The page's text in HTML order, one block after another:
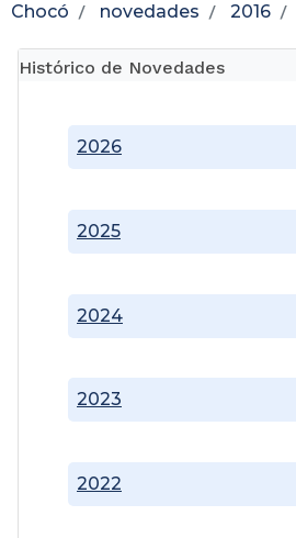
Chocó novedades 2016
Histórico de Novedades
2022
2023
2024
2025
2026